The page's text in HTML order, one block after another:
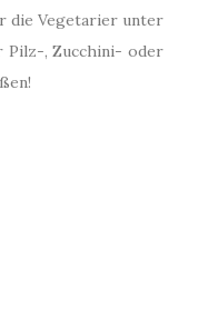
die Vegetarier unter
Pilz-, Zucchini- oder